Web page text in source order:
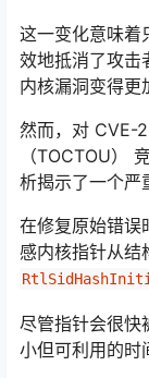
这一变化意味着
效地抵消了攻击
内核漏洞变得更
然而，对 CVE-
（TOCTOU）
析揭示了一个严
在修复原始错误
感内核指针从结
尽管指针会很快
小但可利用的时